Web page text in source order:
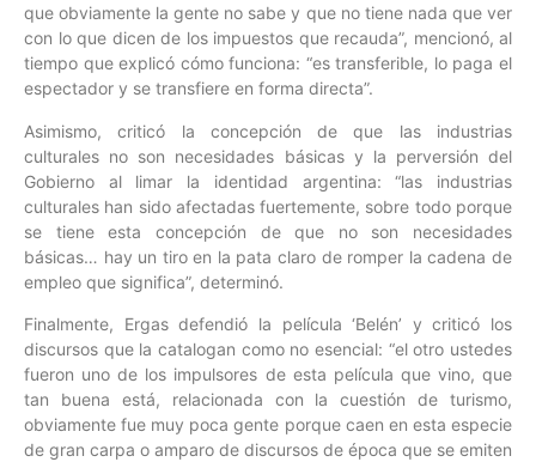
que obviamente la gente no sabe y que no tiene nada que ver
con lo que dicen de los impuestos que recauda”, mencionó, al
tiempo que explicó cómo funciona: “es transferible, lo paga el
espectador y se transfiere en forma directa”.
Asimismo, criticó la concepción de que las industrias
culturales no son necesidades básicas y la perversión del
Gobierno al limar la identidad argentina: “las industrias
culturales han sido afectadas fuertemente, sobre todo porque
se tiene esta concepción de que no son necesidades
básicas… hay un tiro en la pata claro de romper la cadena de
empleo que significa”, determinó.
Finalmente, Ergas defendió la película ‘Belén’ y criticó los
discursos que la catalogan como no esencial: “el otro ustedes
fueron uno de los impulsores de esta película que vino, que
tan buena está, relacionada con la cuestión de turismo,
obviamente fue muy poca gente porque caen en esta especie
de gran carpa o amparo de discursos de época que se emiten